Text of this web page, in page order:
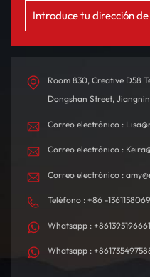
Room 830, Creative D58
Dongshan Street,
Correo electrónico :
Correo electrónico :
Correo electrónico :
Teléfono : +86 -
Whatsapp :
Whatsapp :